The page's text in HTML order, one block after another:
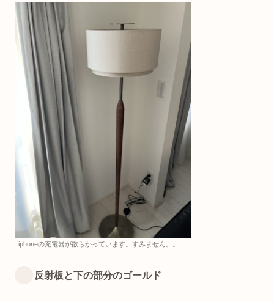
iphoneの充電器が散らかっています。すみません。。
反射板と下の部分のゴールド